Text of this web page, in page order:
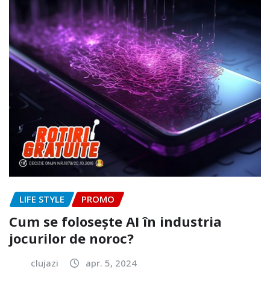
LIFE STYLE PROMO
Cum se folosește AI în industria
jocurilor de noroc?
clujazi apr. 5, 2024